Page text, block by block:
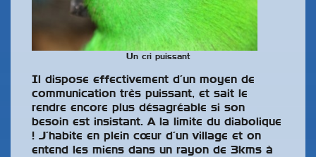
Un cri puissant
Il dispose effectivement d’un moyen de
communication très puissant, et sait le
rendre encore plus désagréable si son
besoin est insistant. A la limite du diabolique
! J’habite en plein cœur d’un village et on
entend les miens dans un rayon de 3kms à